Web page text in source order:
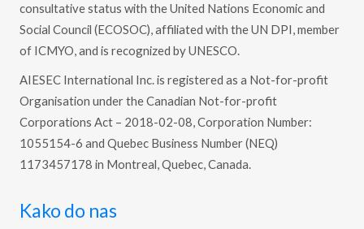
consultative status with the United Nations Economic and
Social Council (ECOSOC), affiliated with the UN DPI, member
of ICMYO, and is recognized by UNESCO.
AIESEC International Inc. is registered as a Not-for-profit
Organisation under the Canadian Not-for-profit
Corporations Act – 2018-02-08, Corporation Number:
1055154-6 and Quebec Business Number (NEQ)
1173457178 in Montreal, Quebec, Canada.
Kako do nas